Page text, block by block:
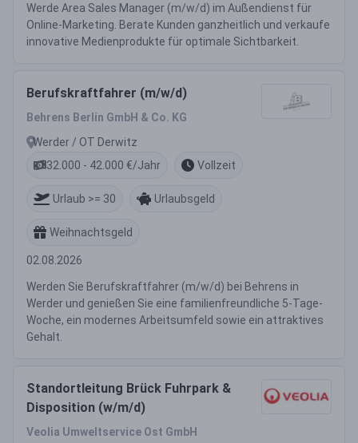
Werde Area Sales Manager (m/w/d) im Außendienst für
Online-Marketing. Berate Kunden ganzheitlich und verkaufe
innovative Medienprodukte für optimale Sichtbarkeit.
Berufskraftfahrer (m/w/d)
Behrens Berlin GmbH & Co. KG
Werder / OT Derwitz
32.000 - 42.000 €/Jahr
Vollzeit
Urlaub >= 30 Urlaubsgeld
Weihnachtsgeld
02.08.2026
Werden Sie Berufskraftfahrer (m/w/d) bei Behrens in
Werder und genießen Sie eine familienfreundliche 5-Tage-
Woche, ein modernes Arbeitsumfeld sowie ein attraktives
Gehalt.
Standortleitung Brück Fuhrpark &
Disposition (w/m/d)
Veolia Umweltservice Ost GmbH